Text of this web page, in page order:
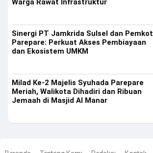
Warga Rawat Infrastruktur
Sinergi PT Jamkrida Sulsel dan Pemkot
Parepare: Perkuat Akses Pembiayaan
dan Ekosistem UMKM
Milad Ke-2 Majelis Syuhada Parepare
Meriah, Walikota Dihadiri dan Ribuan
Jemaah di Masjid Al Manar